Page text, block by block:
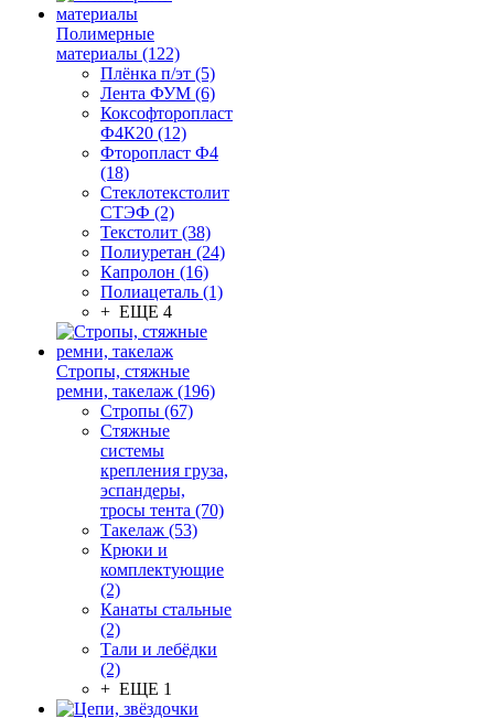
Полимерные
материалы (122)
Плёнка п/эт (5)
Лента ФУМ (6)
Коксофторопласт
Ф4К20 (12)
Фторопласт Ф4
(18)
Стеклотекстолит
СТЭФ (2)
Текстолит (38)
Полиуретан (24)
Капролон (16)
Полиацеталь (1)
+ ЕЩЕ 4
Стропы, стяжные
ремни, такелаж (196)
Стропы (67)
Стяжные
системы
крепления груза,
эспандеры,
тросы тента (70)
Такелаж (53)
Крюки и
комплектующие
(2)
Канаты стальные
(2)
Тали и лебёдки
(2)
+ ЕЩЕ 1